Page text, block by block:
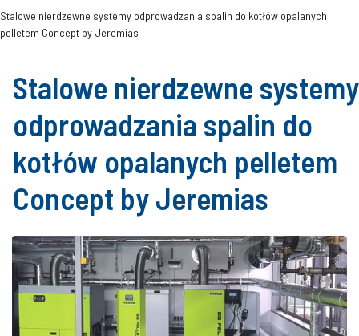
Stalowe nierdzewne systemy odprowadzania spalin do kotłów opalanych
pelletem Concept by Jeremias
Stalowe nierdzewne systemy
odprowadzania spalin do
kotłów opalanych pelletem
Concept by Jeremias